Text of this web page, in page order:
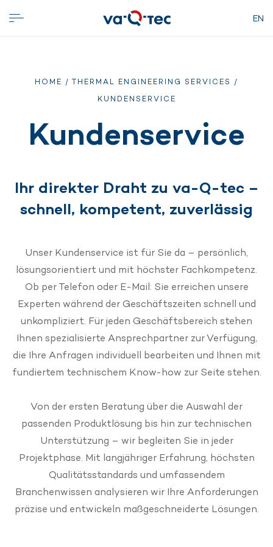
EN
HOME / THERMAL ENGINEERING SERVICES /
KUNDENSERVICE
Kundenservice
Ihr direkter Draht zu va-Q-tec –
schnell, kompetent, zuverlässig
Unser Kundenservice ist für Sie da – persönlich,
lösungsorientiert und mit höchster Fachkompetenz.
Ob per Telefon oder E-Mail: Sie erreichen unsere
Experten während der Geschäftszeiten schnell und
unkompliziert. Für jeden Geschäftsbereich stehen
Ihnen spezialisierte Ansprechpartner zur Verfügung,
die Ihre Anfragen individuell bearbeiten und Ihnen mit
fundiertem technischem Know-how zur Seite stehen.
Von der ersten Beratung über die Auswahl der
passenden Produktlösung bis hin zur technischen
Unterstützung – wir begleiten Sie in jeder
Projektphase. Mit langjähriger Erfahrung, höchsten
Qualitätsstandards und umfassendem
Branchenwissen analysieren wir Ihre Anforderungen
präzise und entwickeln maßgeschneiderte Lösungen.